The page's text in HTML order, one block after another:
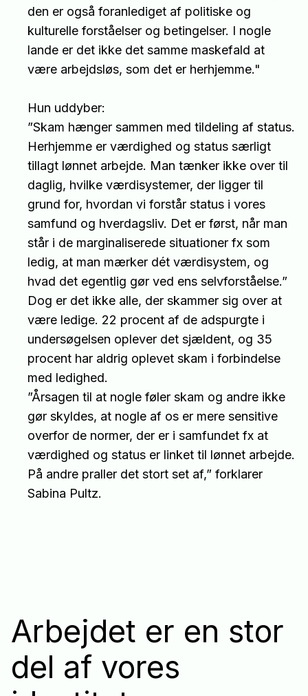
den er også foranlediget af politiske og
kulturelle forståelser og betingelser. I nogle
lande er det ikke det samme maskefald at
være arbejdsløs, som det er herhjemme."
Hun uddyber:
”Skam hænger sammen med tildeling af status.
Herhjemme er værdighed og status særligt
tillagt lønnet arbejde. Man tænker ikke over til
daglig, hvilke værdisystemer, der ligger til
grund for, hvordan vi forstår status i vores
samfund og hverdagsliv. Det er først, når man
står i de marginaliserede situationer fx som
ledig, at man mærker dét værdisystem, og
hvad det egentlig gør ved ens selvforståelse.”
Dog er det ikke alle, der skammer sig over at
være ledige. 22 procent af de adspurgte i
undersøgelsen oplever det sjældent, og 35
procent har aldrig oplevet skam i forbindelse
med ledighed.
”Årsagen til at nogle føler skam og andre ikke
gør skyldes, at nogle af os er mere sensitive
overfor de normer, der er i samfundet fx at
værdighed og status er linket til lønnet arbejde.
På andre praller det stort set af,” forklarer
Sabina Pultz.
Arbejdet er en stor
del af vores